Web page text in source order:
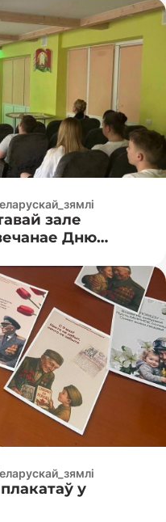
зале
Дню
у